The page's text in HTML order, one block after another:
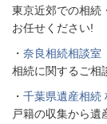
東京近郊での相続
お任せください!
・ 奈良相続相談室
相続に関するご相
・ 千葉県遺産相続
戸籍の収集から